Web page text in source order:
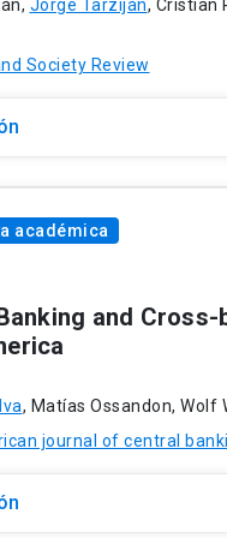
Jorge Tarziján, Cristian
Society Review
académica
and
, Matías Ossandon, Wolf
journal of central